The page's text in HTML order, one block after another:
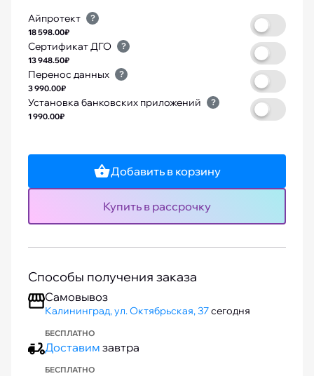
Айпротект ?
18 598.00₽
Сертификат ДГО ?
13 948.50₽
Перенос данных ?
3 990.00₽
Установка банковских приложений ?
1 990.00₽
Добавить в корзину
Купить в рассрочку
Способы получения заказа
Самовывоз
Калининград, ул. Октябрьская, 37сегодня
БЕСПЛАТНО
Доставим завтра
БЕСПЛАТНО